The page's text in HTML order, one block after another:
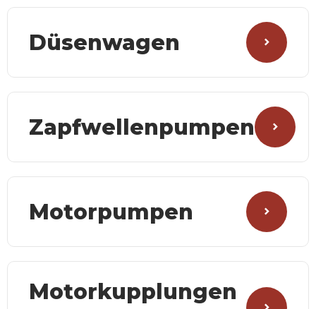
Düsenwagen
Zapfwellenpumpen
Motorpumpen
Motorkupplungen